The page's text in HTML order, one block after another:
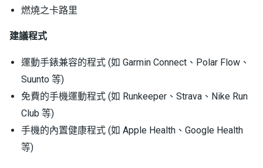
燃燒之卡路里
建議程式
運動手錶兼容的程式 (如 Garmin Connect、Polar Flow、
Suunto 等)
免費的手機運動程式 (如 Runkeeper、Strava、Nike Run
Club 等)
手機的內置健康程式 (如 Apple Health、Google Health
等)